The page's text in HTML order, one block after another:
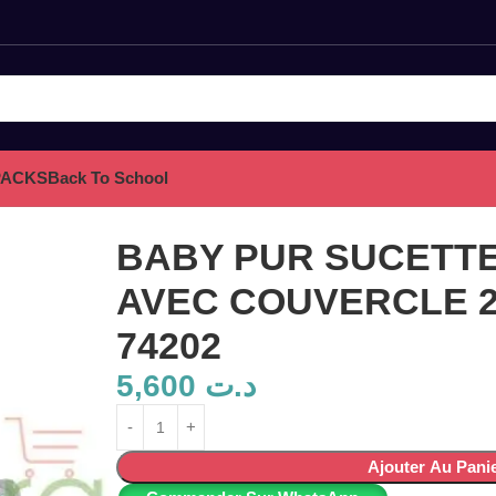
Back To School
2 EME 74202
BABY PUR
AVEC COUVERCLE
74202
د.ت
Ajouter Au